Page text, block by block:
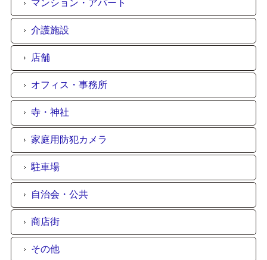
マンション・アパート
介護施設
店舗
オフィス・事務所
寺・神社
家庭用防犯カメラ
駐車場
自治会・公共
商店街
その他